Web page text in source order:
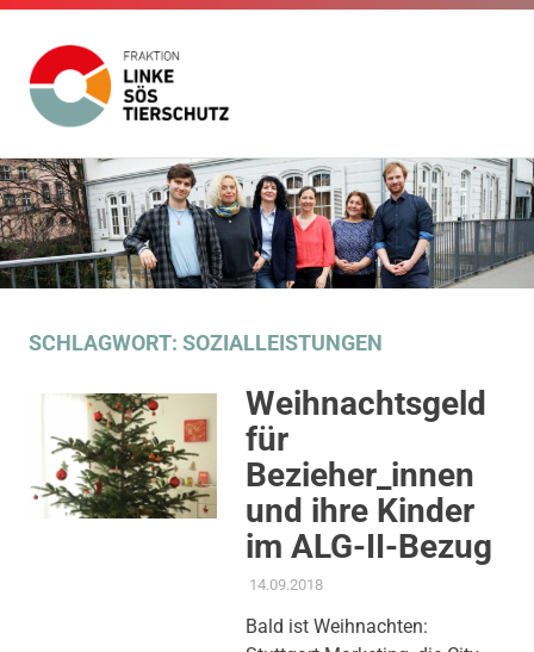
Zum
Inhalt
springen
Linke
SÖS
Tierschutz
der
Fraktion
Die
Linke
SÖS
Gemeinderat
SCHLAGWORT: SOZIALLEISTUNGEN
Weihnachtsgeld
für
Bezieher_innen
und ihre Kinder
im ALG-II-Bezug
14.09.2018ADMIN
AKTUELLES
KOMMUNALE FINANZEN
Bald ist Weihnachten: